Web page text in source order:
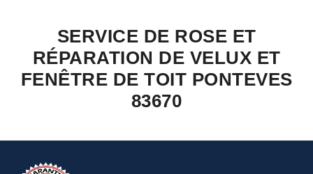
SERVICE DE ROSE ET
RÉPARATION DE VELUX ET
FENÊTRE DE TOIT PONTEVES
83670